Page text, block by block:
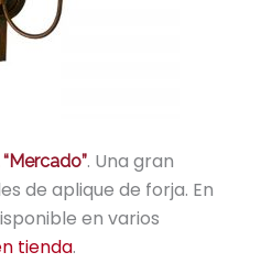
. Una gran
de aplique de forja. En
en varios
tienda.